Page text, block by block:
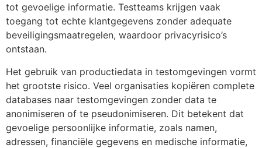
tot gevoelige informatie. Testteams krijgen vaak
toegang tot echte klantgegevens zonder adequate
beveiligingsmaatregelen, waardoor privacyrisico’s
ontstaan.
Het gebruik van productiedata in testomgevingen vormt
het grootste risico. Veel organisaties kopiëren complete
databases naar testomgevingen zonder data te
anonimiseren of te pseudonimiseren. Dit betekent dat
gevoelige persoonlijke informatie, zoals namen,
adressen, financiële gegevens en medische informatie,